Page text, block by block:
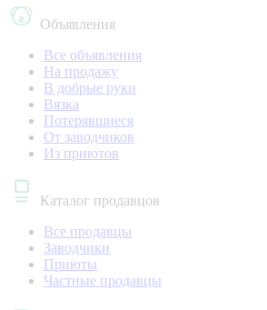
Объявления
Все объявления
На продажу
В добрые руки
Вязка
Потерявшиеся
От заводчиков
Из приютов
Каталог продавцов
Все продавцы
Заводчики
Приюты
Частные продавцы